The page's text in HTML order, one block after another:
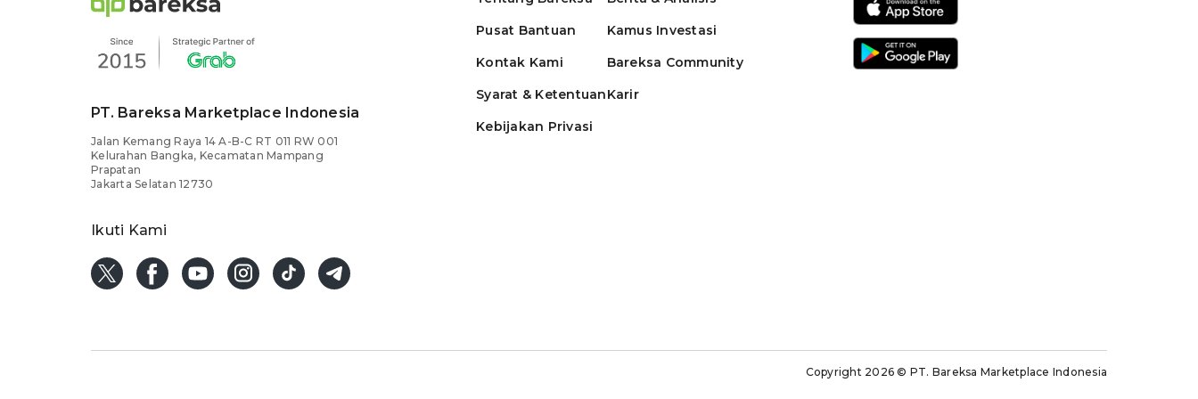
PT. Bareksa Marketplace Indonesia
Jalan Kemang Raya 14 A-B-C RT 011 RW 001
Kelurahan Bangka, Kecamatan Mampang
Prapatan
Jakarta Selatan 12730
Ikuti Kami
Pusat Bantuan
Kontak Kami
Syarat & Ketentuan
Kebijakan Privasi
Kamus Investasi
Bareksa Community
Karir
Copyright 2026© PT. Bareksa Marketplace Indonesia